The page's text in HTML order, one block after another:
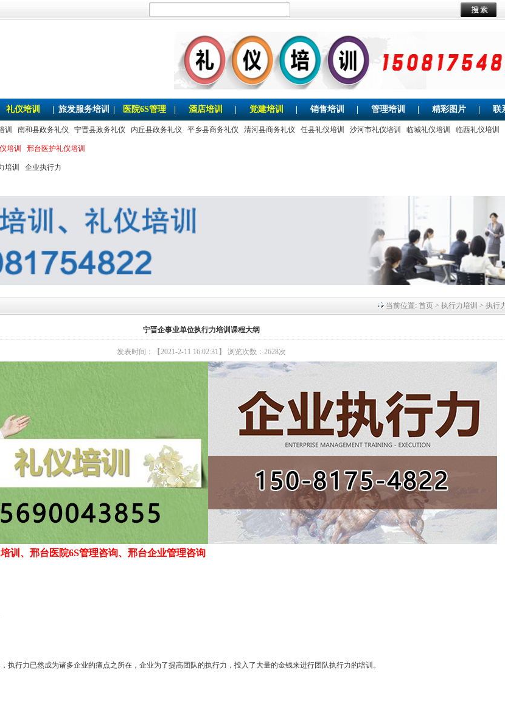
礼仪培训 旅发服务培训 医院6S管理 酒店培训 党建培训 销售培训 管理培训 精彩图片 联
训 南和县政务礼仪 宁晋县政务礼仪 内丘县政务礼仪 平乡县商务礼仪 清河县商务礼仪 任县礼仪培训 沙河市礼仪培训 临城礼仪培训 临西礼仪培训
培训 邢台医护礼仪培训
培训 企业执行力
当前位置: 首页 > 执行力培训 > 执行
宁晋企事业单位执行力培训课程大纲
发表时间：【2021-2-11 16:02:31】 浏览次数：2628次
训、邢台医院6S管理咨询、邢台企业管理咨询
执行力已然成为诸多企业的痛点之所在，企业为了提高团队的执行力，投入了大量的金钱来进行团队执行力的培训。